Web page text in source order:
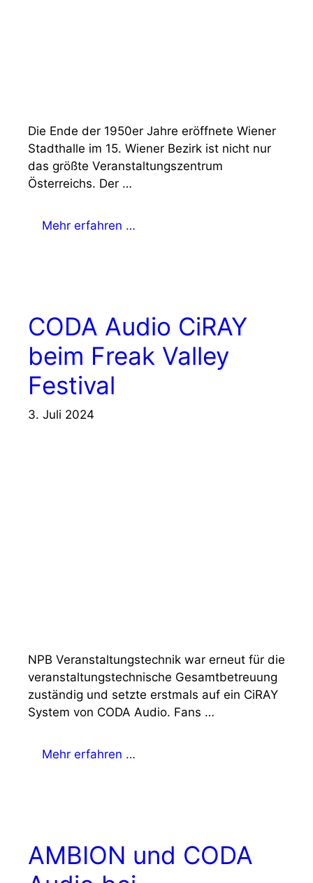
Die Ende der 1950er Jahre eröffnete Wiener
Stadthalle im 15. Wiener Bezirk ist nicht nur
das größte Veranstaltungszentrum
Österreichs. Der …
Mehr erfahren …
CODA Audio CiRAY
beim Freak Valley
Festival
3. Juli 2024
NPB Veranstaltungstechnik war erneut für die
veranstaltungstechnische Gesamtbetreuung
zuständig und setzte erstmals auf ein CiRAY
System von CODA Audio. Fans …
Mehr erfahren …
AMBION und CODA